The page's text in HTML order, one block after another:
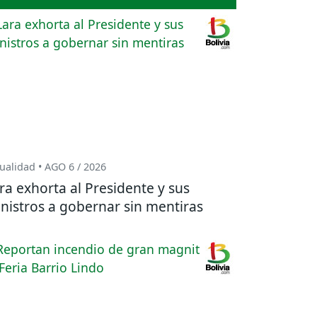
• AGO 6 / 2026
exhorta al Presidente y sus
a gobernar sin mentiras